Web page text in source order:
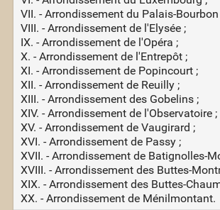
VII. - Arrondissement du Palais-Bourbon
VIII. - Arrondissement de l'Elysée ;
IX. - Arrondissement de l'Opéra ;
X. - Arrondissement de l'Entrepôt ;
XI. - Arrondissement de Popincourt ;
XII. - Arrondissement de Reuilly ;
XIII. - Arrondissement des Gobelins ;
XIV. - Arrondissement de l'Observatoire ;
XV. - Arrondissement de Vaugirard ;
XVI. - Arrondissement de Passy ;
XVII. - Arrondissement de Batignolles-
XVIII. - Arrondissement des Buttes-
XIX. - Arrondissement des Buttes-
XX. - Arrondissement de Ménilmontant.